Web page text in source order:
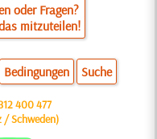
oder Fragen?
mitzuteilen!
Bedingungen Suche
400 477
/ Schweden)